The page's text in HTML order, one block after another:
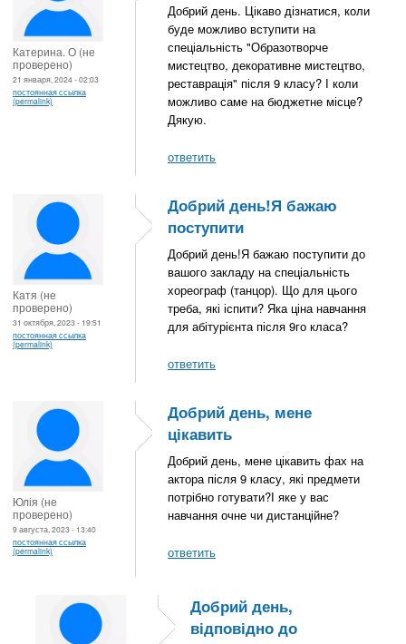
Катерина. О (не
проверено)
21 января, 2024 - 02:03
постоянная ссылка
(permalink)
Добрий день. Цікаво дізнатися, коли
буде можливо вступити на
спеціальність "Образотворче
мистецтво, декоративне мистецтво,
реставрація" після 9 класу? І коли
можливо саме на бюджетне місце?
Дякую.
ответить
Катя (не
проверено)
31 октября, 2023 - 19:51
постоянная ссылка
(permalink)
Добрий день!Я бажаю
поступити
Добрий день!Я бажаю поступити до
вашого закладу на спеціальність
хореограф (танцор). Що для цього
треба, які іспити? Яка ціна навчання
для абітурієнта після 9го класа?
ответить
Юлія (не
проверено)
9 августа, 2023 - 13:40
постоянная ссылка
(permalink)
Добрий день, мене
цікавить
Добрий день, мене цікавить фах на
актора після 9 класу, які предмети
потрібно готувати?І яке у вас
навчання очне чи дистанційне?
ответить
Добрий день,
відповідно до